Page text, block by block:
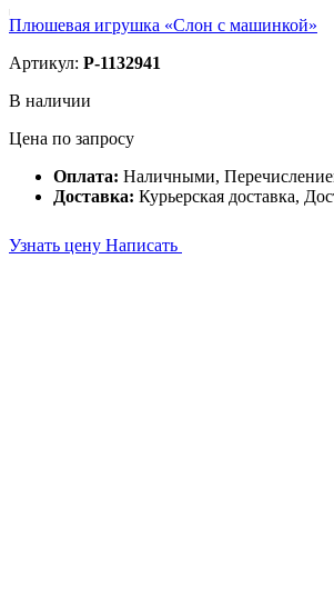
Плюшевая игрушка «Слон с машинкой»
Артикул: P-1132941
В наличии
Цена по запросу
Оплата: Наличными,
Доставка: Курьерская доставка,
Узнать цену Написать